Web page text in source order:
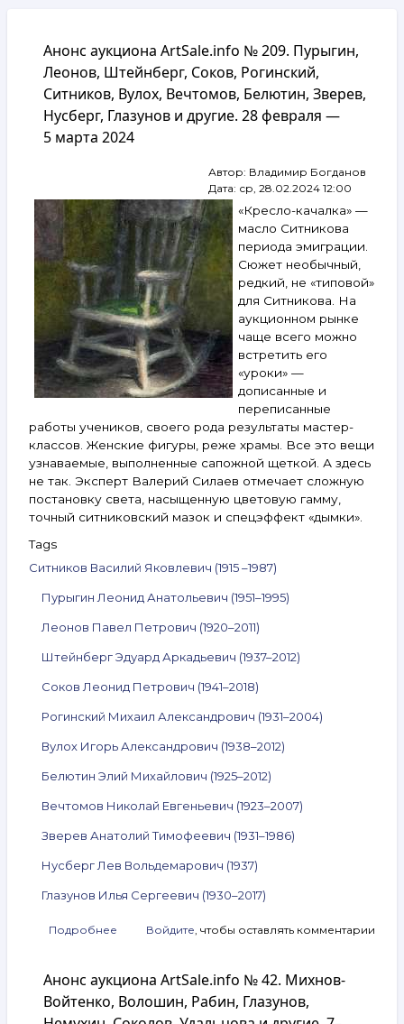
Анонс аукциона ArtSale.info № 209. Пурыгин,
Леонов, Штейнберг, Соков, Рогинский,
Ситников, Вулох, Вечтомов, Белютин, Зверев,
Нусберг, Глазунов и другие. 28 февраля —
5 марта 2024
Автор: Владимир Богданов
Дата: ср, 28.02.2024 12:00
«Кресло-качалка» —
масло Ситникова
периода эмиграции.
Сюжет необычный,
редкий, не «типовой»
для Ситникова. На
аукционном рынке
чаще всего можно
встретить его
«уроки» —
дописанные и
переписанные
работы учеников, своего рода результаты мастер-
классов. Женские фигуры, реже храмы. Все это вещи
узнаваемые, выполненные сапожной щеткой. А здесь
не так. Эксперт Валерий Силаев отмечает сложную
постановку света, насыщенную цветовую гамму,
точный ситниковский мазок и спецэффект «дымки».
Tags
Ситников Василий Яковлевич (1915 –1987)
Пурыгин Леонид Анатольевич (1951–1995)
Леонов Павел Петрович (1920–2011)
Штейнберг Эдуард Аркадьевич (1937–2012)
Соков Леонид Петрович (1941–2018)
Рогинский Михаил Александрович (1931–2004)
Вулох Игорь Александрович (1938–2012)
Белютин Элий Михайлович (1925–2012)
Вечтомов Николай Евгеньевич (1923–2007)
Зверев Анатолий Тимофеевич (1931–1986)
Нусберг Лев Вольдемарович (1937)
Глазунов Илья Сергеевич (1930–2017)
Подробнее
ArtSale.info
№ 209.
Пурыгин,
Войдите , чтобы оставлять комментарии
Анонс аукциона ArtSale.info № 42. Михнов-
Войтенко, Волошин, Рабин, Глазунов,